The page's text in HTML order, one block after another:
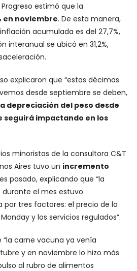
estimó que la
en noviembre. De esta manera,
acumulada es del 27,7%,
interanual se ubicó en 31,2%,
explicaron que “estas décimas
desde septiembre se deben,
depreciación del peso desde
seguirá impactando en los
minoristas de la consultora C&T
Aires tuvo un incremento
pasado, explicando que “la
el mes estuvo
tres factores: el precio de la
y los servicios regulados”.
“la carne vacuna ya venía
y en noviembre lo hizo más
al rubro de alimentos